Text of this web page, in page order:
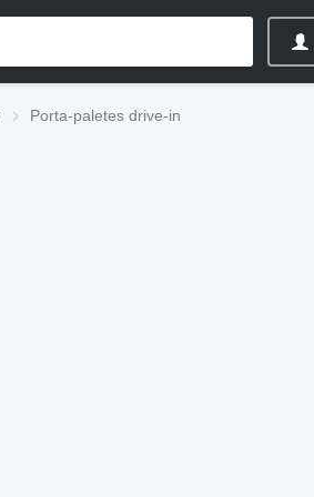
Porta-paletes drive-in